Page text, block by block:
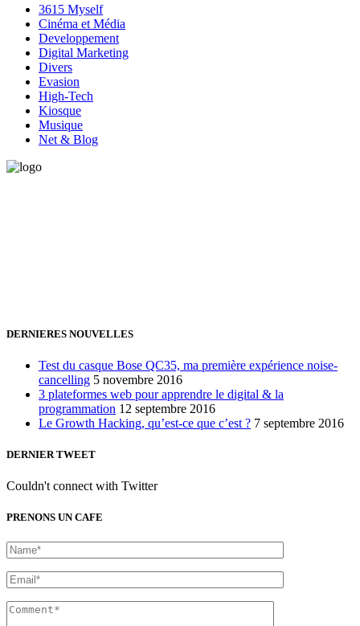
3615 Myself
Cinéma et Média
Developpement
Digital Marketing
Divers
Evasion
High-Tech
Kiosque
Musique
Net & Blog
DERNIERES NOUVELLES
Test du casque Bose QC35, ma première expérience noise-
cancelling 5 novembre 2016
3 plateformes web pour apprendre le digital & la
programmation 12 septembre 2016
Le Growth Hacking, qu’est-ce que c’est ? 7 septembre 2016
DERNIER TWEET
Couldn't connect with Twitter
PRENONS UN CAFE